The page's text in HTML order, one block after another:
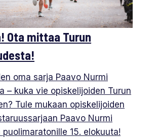
Ota mittaa Turun
oma sarja Paavo Nurmi
– kuka vie opiskelijoiden Turun
Tule mukaan opiskelijoiden
Paavo Nurmi
puolimaratonille 15. elokuuta!